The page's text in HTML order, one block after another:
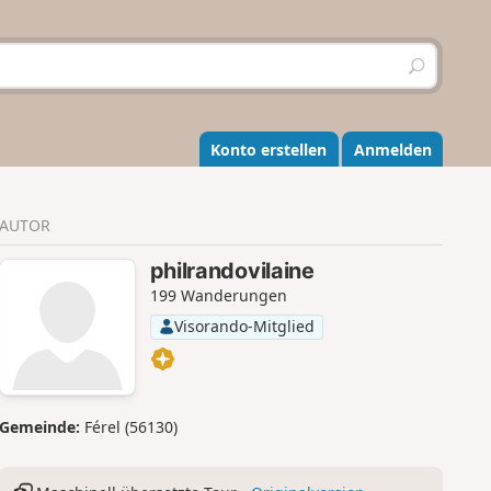
S
u
h
e
n
Konto erstellen Anmelden
AUTOR
philrandovilaine
199 Wanderungen
Visorando-Mitglied
Gemeinde: Férel (56130)